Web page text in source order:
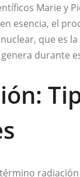
Marie y
esencia, el
que es
durante
radiación